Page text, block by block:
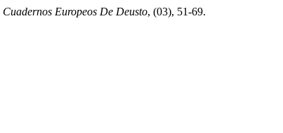
Cuadernos Europeos De Deusto, (03), 51-69.